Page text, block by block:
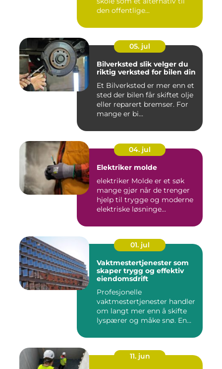
den offentlige...
05. jul
Bilverksted slik velger du
riktig verksted for bilen din
Et Bilverksted er mer enn et
sted der bilen får skiftet olje
eller reparert bremser. For
mange er bi...
04. jul
Elektriker molde
elektriker Molde er et søk
mange gjør når de trenger
hjelp til trygge og moderne
elektriske løsninge...
01. jul
Vaktmestertjenester som
skaper trygg og effektiv
eiendomsdrift
Profesjonelle
vaktmestertjenester handler
om langt mer enn å skifte
lyspærer og måke snø. En
11. jun